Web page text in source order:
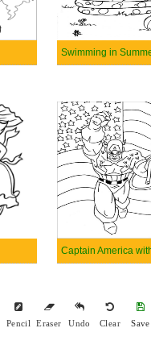
Swimming in
Pencil Eraser Undo Clear Save